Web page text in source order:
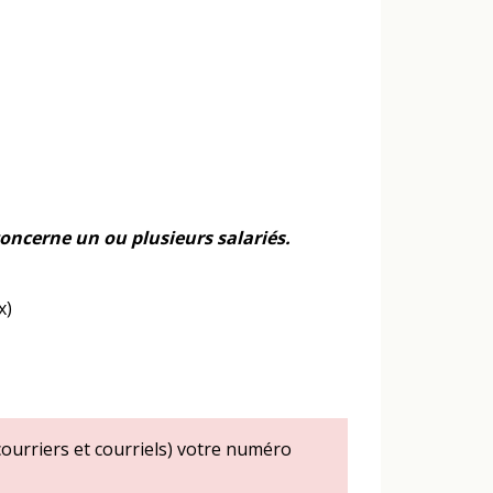
un ou plusieurs salariés.
et courriels) votre numéro